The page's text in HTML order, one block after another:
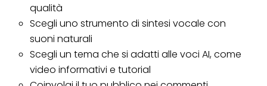
qualità
Scegli uno strumento di sintesi vocale con
suoni naturali
Scegli un tema che si adatti alle voci AI, come
video informativi e tutorial